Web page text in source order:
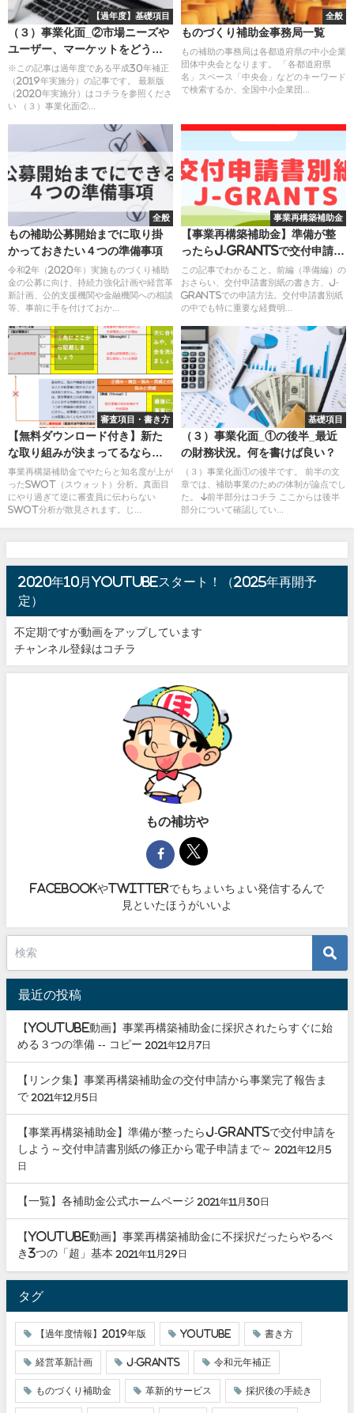
【過年度】基礎項目
（３）事業化面_②市場ニーズや
ユーザー、マーケットをどう書
くか？
※この記事は過年度である平成30年補正
（2019年実施分）の記事です。 最新版
（2020年実施分）はコチラを参照くださ
い （３）事業化面②...
全般
ものづくり補助金事務局一覧
もの補助の事務局は各都道府県の中小企業
団体中央会となります。 「各都道府県
名」スペース「中央会」などのキーワード
で検索するか、全国中小企業団...
全般
もの補助公募開始までに取り掛
かっておきたい４つの準備事項
令和2年（2020年）実施ものづくり補助
金の公募に向け、持続力強化計画や経営革
新計画、公的支援機関や金融機関への相談
等、事前に手を付けておか...
事業再構築補助金
【事業再構築補助金】準備が整
ったらJ-grantsで交付申請を
しよう～交付申請書別紙の修正
から電子申請まで～
この記事でわかること。前編（準備編）の
おさらい、交付申請書別紙の書き方、J-
grantsでの申請方法。交付申請書別紙
の中でも特に重要な経費明...
審査項目・書き方
【無料ダウンロード付き】新た
な取り組みが決まってるなら逆
SWOTで考えてみよう
事業再構築補助金でやたらと知名度が上が
ったSWOT（スウォット）分析。真面目
にやり過ぎて逆に審査員に伝わらない
SWOT分析が散見されます。じ...
基礎項目
（３）事業化面_①の後半_最近
の財務状況。何を書けば良い？
（３）事業化面①の後半です。 前半の文
章では、補助事業のための体制が論点でし
た。 ↓前半部分はコチラ ここからは後半
部分について確認してい...
2020年10月youtubeスタート！（2025年再開予
定）
不定期ですが動画をアップしています
チャンネル登録はコチラ
もの補坊や
facebookやtwitterでもちょいちょい発信するんで
見といたほうがいいよ
最近の投稿
【youtube動画】事業再構築補助金に採択されたらすぐに始
める３つの準備 -- コピー 2021年12月7日
【リンク集】事業再構築補助金の交付申請から事業完了報告ま
で 2021年12月5日
【事業再構築補助金】準備が整ったらJ-grantsで交付申請を
しよう～交付申請書別紙の修正から電子申請まで～
2021年12月5
日
【一覧】各補助金公式ホームページ 2021年11月30日
【youtube動画】事業再構築補助金に不採択だったらやるべ
き3つの「超」基本 2021年11月29日
タグ
【過年度情報】2019年版 youtube 書き方
経営革新計画 J-grants 令和元年補正
ものづくり補助金 革新的サービス 採択後の手続き